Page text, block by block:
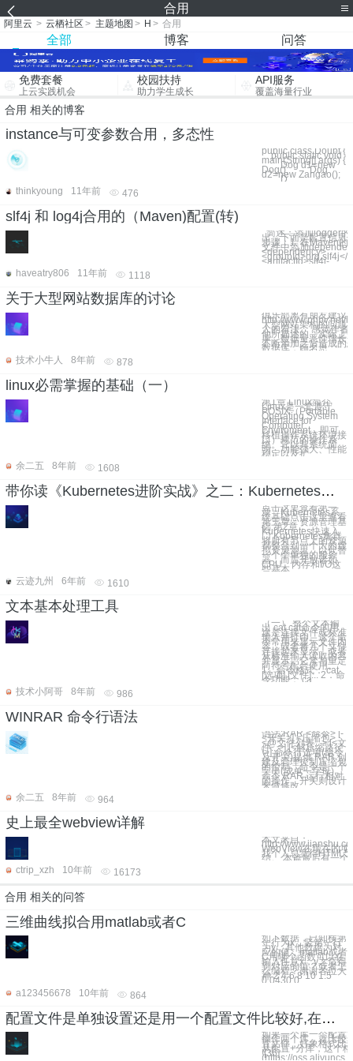
合用
阿里云 > 云栖社区 > 主题地图 > H > 合用
全部 博客 问答
免费套餐
上云实践机会
校园扶持
助力学生成长
API服务
覆盖海量行业
合用 相关的博客
instance与可变参数合用，多态性
public class Doubt {
public static void
main(String[] args) {
Dog d1=new
Dog(); Dog
d2=new Zangao();
D
thinkyoung
11年前 476
slf4j 和 log4j合用的（Maven)配置(转)
简述：添加logger的
出，下面是配置信息
步骤：1. 在Maven的
文件中添加
<dependency>
<groupId>org.slf4j</
<artifactId>slf4j-
haveatry806
11年前 1118
关于大型网站数据库的讨论
俱乐部离有朋友建议
http://www.phpv.net/
大型网站架构的问题
人的看法。 感觉作者
他所描述的，实际上
库，数据量恶性增长
不断添加之后造成的
数据库，顾名思
技术小牛人
8年前 878
linux必需掌握的基础（一）
第1章 Linux简介
Linux是一套遵守
POSIX（Portable
Operating System
Interface for
Computer
Enviroment，即可
移植操作系统环境接
口）规范的操作系
统。它以其系统简
明、功能强大、性能
稳定以及扩
余二五
8年前 1608
带你读《Kubernetes进阶实战》之二：Kubernetes快速入门
点击这里查看第一
章：Kubernetes系
统基础点击这里查看
第三章：资源管理基
础 第2章：
Kubernetes快速入
门 Kubernetes集群
将所有节点上的资源
都整合到一个大的虚
拟资源池里，以代替
一个个单独的服务
器，而后开放诸如
CPU、内存和I/O这
些基本
云迹九州
6年前 1610
文本基本处理工具
（一）.整个文本输
出 cat cat命令的用
途是连接文件或标准
输入并打印。这个命
令常用来显示文件内
容，或者将几个文件
连接起来显示，或者
从标准输入读取内容
并显示，它常与重定
向符号配合使用。
1．命令格式： cat
[选项] [文件]... 2．命
令功能： ca
技术小阿哥
8年前 986
WINRAR 命令行语法
语法:RAR <命令> [-
<开关>] <压缩包>
<@文件列表...> [<文
件...>] [<解压缩路径
\>] 命令行选项(命令
及开关)提供 RAR 创
建及管理控制压缩包
的控制。命令是一个
字串(或单一字母)，
命令 RAR 运行相对
的操作。开关则设计
来做修改
余二五
8年前 964
史上最全webview详解
本文来自：
http://
WebView在现在的项
我个人总觉得
结。 本篇最后有一个
ctrip_xzh
10年前 16173
合用 相关的问答
三维曲线拟合用matlab或者C
如下数据，已知横第
一行为x，竖第一行
为y，其他数据为对
应的值，matlab或者
C用哪个函数可以在
输入任意x，y之后得
到对应的值？或者怎
么编程？谢谢各位大
神 2 4 6 8 10 1.5
0.0430 0.
a123456678
10年前 864
配置文件是单独设置还是用一个配置文件比较好,在一个应用中？
如果一个库一个配置
操作两个库，就比较
置文件，好象格式比
从配置+分库，这个格
![36]
(https://